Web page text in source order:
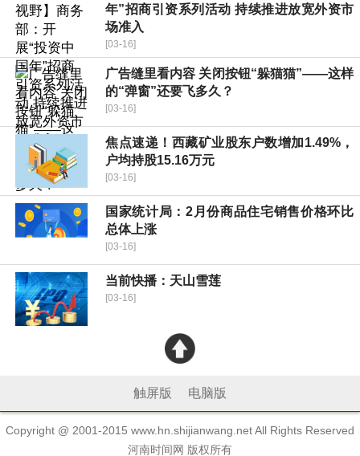
年”招商引资系列活动 持续推进放宽外资市
场准入
[03-16]
广告缝里看内容 关闭按钮“躲猫猫”——这样
的“弹窗”还要飞多久？
[03-16]
焦点速递！西藏矿业股东户数增加1.49%，
户均持股15.16万元
[03-16]
国家统计局：2月份商品住宅销售价格环比
总体上涨
[03-16]
当前快播：天山雪莲
[03-16]
触屏版 电脑版
Copyright @ 2001-2015 www.hn.shijianwang.net All Rights Reserved
河南时间网 版权所有